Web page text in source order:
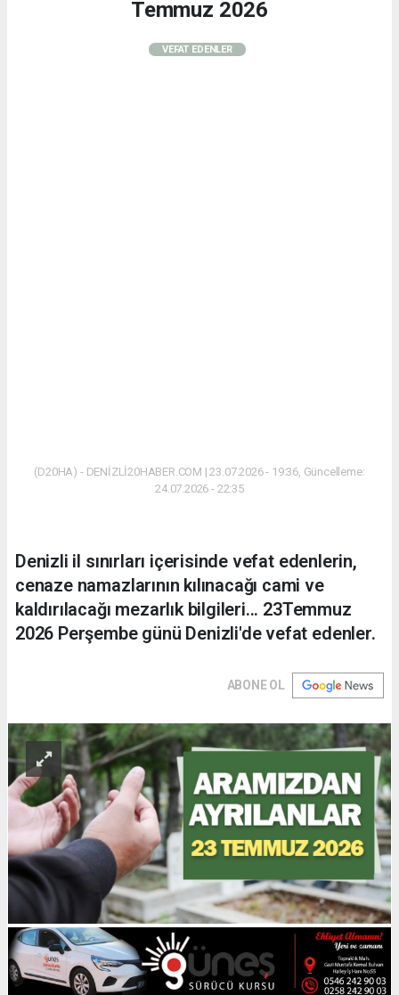
Temmuz 2026
VEFAT EDENLER
(D20HA) - DENİZLİ20HABER.COM | 23.07.2026 - 19:36, Güncelleme:
24.07.2026 - 22:35
Denizli il sınırları içerisinde vefat edenlerin,
cenaze namazlarının kılınacağı cami ve
kaldırılacağı mezarlık bilgileri... 23Temmuz
2026 Perşembe günü Denizli'de vefat edenler.
ABONE OL